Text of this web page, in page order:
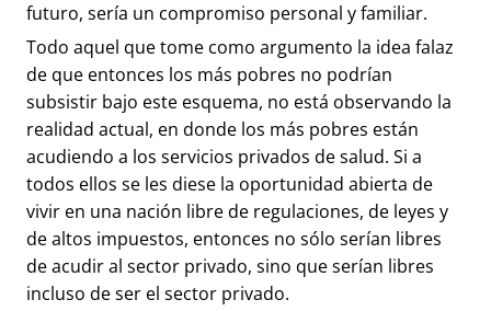
futuro, sería un compromiso personal y familiar.
Todo aquel que tome como argumento la idea falaz
de que entonces los más pobres no podrían
subsistir bajo este esquema, no está observando la
realidad actual, en donde los más pobres están
acudiendo a los servicios privados de salud. Si a
todos ellos se les diese la oportunidad abierta de
vivir en una nación libre de regulaciones, de leyes y
de altos impuestos, entonces no sólo serían libres
de acudir al sector privado, sino que serían libres
incluso de ser el sector privado.